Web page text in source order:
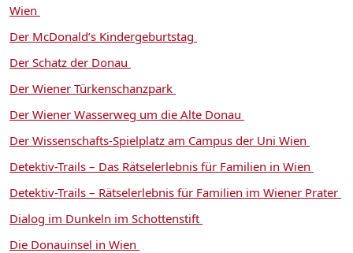
Wien
Der McDonald’s Kindergeburtstag
Der Schatz der Donau
Der Wiener Türkenschanzpark
Der Wiener Wasserweg um die Alte Donau
Der Wissenschafts-Spielplatz am Campus der Uni Wien
Detektiv-Trails – Das Rätselerlebnis für Familien in Wien
Detektiv-Trails – Rätselerlebnis für Familien im Wiener Prater
Dialog im Dunkeln im Schottenstift
Die Donauinsel in Wien